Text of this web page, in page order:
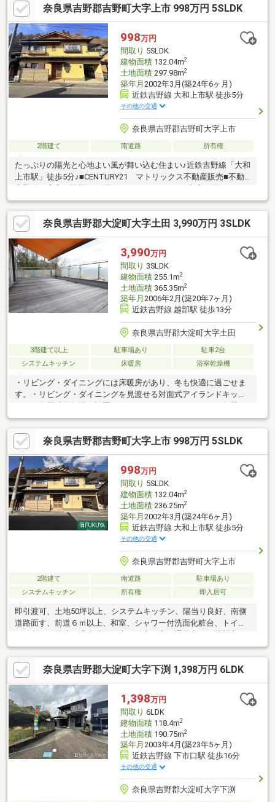
奈良県吉野郡吉野町大字上市 998万円 5SLDK
998万円
間取り 5SLDK
建物面積132.04m2
土地面積297.98m2
築年月 2002年3月(築24年6ヶ月)
近鉄吉野線 大和上市駅 徒歩5分
その他の交通
奈良県吉野郡吉野町大字上市
2階建て 南道路 所有権
たっぷりの陽光と心地よい風が舞い込む住まい♪近鉄吉野線「大和
上市駅」徒歩5分♪■CENTURY21 マトリックス不動産販売■不動
産取引で安心を皆様にお届けさせて頂きます。■当店の強みは
「誠実・丁寧・真面目」■ご購入の流れからリフォーム工事まで
全てお任せ下さい。■物件探しの注意点等、良い事だけでなく懸
念点までしっかりとお知らせしております。■お得な金利のご提
案（融資中・返済相談・女性単身・派遣社員・非正規雇用の方で
も相談可能です。）■住宅に関するご相談からご購入後のアフタ―
フォローまで、一人の担当者が行います。■お気軽にご相談くだ
さい！♪♪お問合せお待ちしております♪♪
奈良県吉野郡大淀町大字土田 3,990万円 3SLDK
3,990万円
間取り 3SLDK
建物面積255.1m2
土地面積365.35m2
築年月 2006年2月(築20年7ヶ月)
近鉄吉野線 越部駅 徒歩13分
奈良県吉野郡大淀町大字土田
3階建て以上 駐車場あり
駐車2台
システムキッチン
床暖房 浴室乾燥機
・リビング・ダイニングには床暖房があり、冬も快適に過ごせま
す。・リビング・ダイニングを見渡せる対面式アイランドキッチ
種類や形状に合わせてムダなく洗い物ができる大容量のミーレ60
を設置しております。・浴室乾燥機は湿気を排しカビ防止に大活
躍します。冬季のヒートショック緩和効果があります。
奈良県吉野郡吉野町大字上市 998万円 5SLDK
998万円
間取り 5SLDK
建物面積132.04m2
土地面積236.25m2
築年月 2002年3月(築24年6ヶ月)
近鉄吉野線 大和上市駅 徒歩5分
その他の交通
奈良県吉野郡吉野町大字上市
2階建て 南道路
駐車場あり
システムキッチン
所有権 即入居可
即引渡可、土地50坪以上、システムキッチン、陽当り良好、南側
道路面す、前道６ｍ以上、和室、シャワー付洗面化粧台、トイレ
２ヶ所、２階建、温水洗浄便座、浴室に窓、通風良好、眺望良
好、全居室６畳以上、ＩＨクッキングヒーター、食器洗乾燥機、
周辺交通量少なめ
奈良県吉野郡大淀町大字下渕 1,398万円 6LDK
1,398万円
間取り 6LDK
建物面積118.4m2
土地面積190.75m2
築年月 2003年4月(築23年5ヶ月)
近鉄吉野線 下市口駅 徒歩16分
その他の交通
奈良県吉野郡大淀町大字下渕